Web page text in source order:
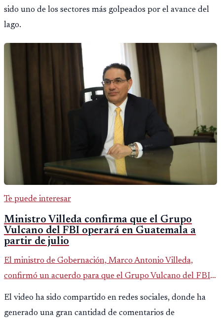
sido uno de los sectores más golpeados por el avance del
lago.
Te puede interesar
Ministro Villeda confirma que el Grupo
Vulcano del FBI operará en Guatemala a
partir de julio
El ministro de Gobernación, Marco Antonio Villeda,
confirmó un acuerdo para que el Grupo Vulcano del FBI
opere en Guatemala a partir de julio, tras un intento
fallido con la administración anterior del Ministerio
El video ha sido compartido en redes sociales, donde ha
generado una gran cantidad de comentarios de